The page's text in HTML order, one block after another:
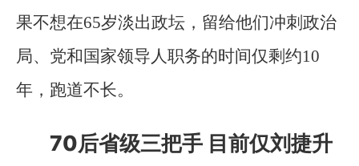
果不想在65岁淡出政坛，留给他们冲刺政治
局、党和国家领导人职务的时间仅剩约10
年，跑道不长。
70后省级三把手 目前仅刘捷升